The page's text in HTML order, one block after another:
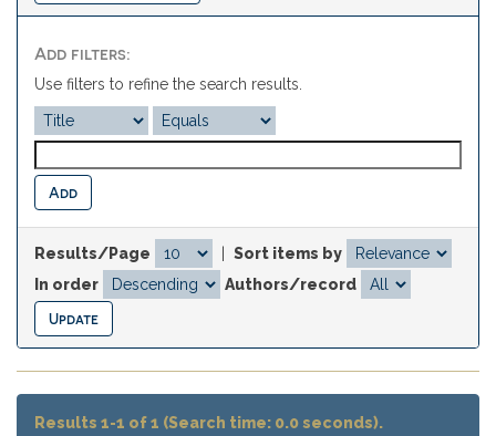
Add filters:
Use filters to refine the search results.
Results/Page
Sort items by
In order
Authors/record
Results 1-1 of 1 (Search time: 0.0 seconds).